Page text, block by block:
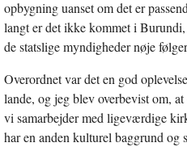
opbygning uanset om det er
langt er det ikke kommet i
de statslige myndigheder nøje
Overordnet var det en god
lande, og jeg blev overbevist om,
vi samarbejder med ligeværdige
har en anden kulturel baggrund og